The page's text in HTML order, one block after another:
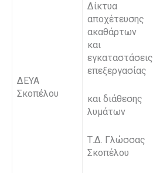
ΔΕΥΑ
Σκοπέλου
Δίκτυα
αποχέτευσης
ακαθάρτων
και
εγκαταστάσεις
επεξεργασίας
και διάθεσης
λυμάτων
Τ.Δ. Γλώσσας
Σκοπέλου